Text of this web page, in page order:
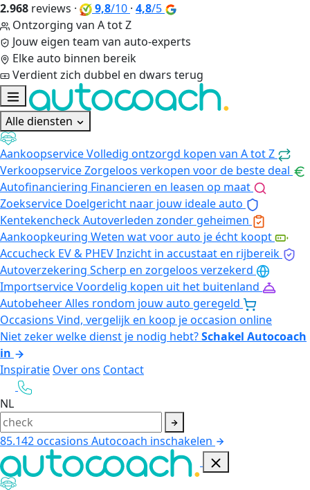
2.968 reviews · 9,8/10 · 4,8/5
Ontzorging van A tot Z
Jouw eigen team van auto-experts
Elke auto binnen bereik
Verdient zich dubbel en dwars terug
Alle diensten
AankoopserviceVolledig ontzorgd kopen van A tot Z
VerkoopserviceZorgeloos verkopen voor de beste deal
Autofinanciering Financieren en leasen op maat
Zoekservice Doelgericht naar jouw ideale auto
KentekencheckAutoverleden zonder geheimen
Aankoopkeuring Weten wat voor auto je écht koopt
Accucheck EV & PHEVInzicht in accustaat en rijbereik
Autoverzekering Scherp en zorgeloos verzekerd
ImportserviceVoordelig kopen uit het buitenland
AutobeheerAlles rondom jouw auto geregeld
Occasions Vind, vergelijk en koop je occasion online
Niet zeker welke dienst je nodig hebt?Schakel Autocoach
in
Inspiratie Over ons Contact
NL
85.142occasions Autocoach inschakelen